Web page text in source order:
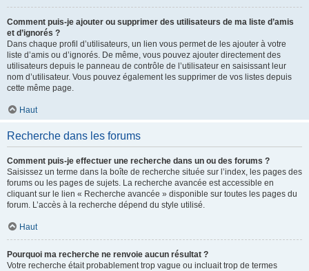
Comment puis-je ajouter ou supprimer des utilisateurs de ma liste d’amis
et d’ignorés ?
Dans chaque profil d’utilisateurs, un lien vous permet de les ajouter à votre
liste d’amis ou d’ignorés. De même, vous pouvez ajouter directement des
utilisateurs depuis le panneau de contrôle de l’utilisateur en saisissant leur
nom d’utilisateur. Vous pouvez également les supprimer de vos listes depuis
cette même page.
Haut
Recherche dans les forums
Comment puis-je effectuer une recherche dans un ou des forums ?
Saisissez un terme dans la boîte de recherche située sur l’index, les pages des
forums ou les pages de sujets. La recherche avancée est accessible en
cliquant sur le lien « Recherche avancée » disponible sur toutes les pages du
forum. L’accès à la recherche dépend du style utilisé.
Haut
Pourquoi ma recherche ne renvoie aucun résultat ?
Votre recherche était probablement trop vague ou incluait trop de termes